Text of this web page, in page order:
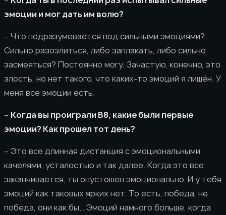
эмоции и мог дать им волю?
– Что подразумевается под сильными эмоциями?
Сильно разозлиться, либо заплакать, либо сильно
засмеяться? Постоянно могу. Зачастую, конечно, это
злость, но нет такого, что каких-то эмоций я лишён. У
меня все эмоции есть.
– Когда вы проиграли B8, какие были первые
эмоции? Как прошел тот день?
– Это все длинная дистанция с эмоциональными
качелями, усталостью и так далее. Когда это все
заканчивается, ты опустошен эмоционально. И у тебя
эмоций как таковых ярких нет. То есть, победа, не
победа, они как бы… Эмоций намного больше, когда